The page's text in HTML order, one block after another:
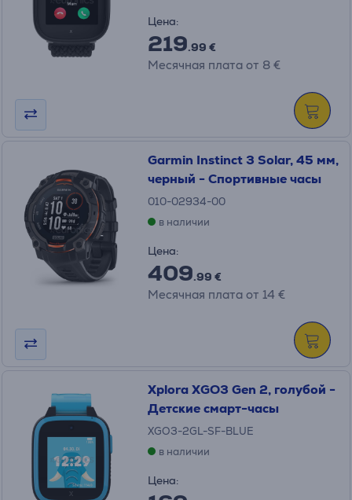
Цена:
219.99 €
Месячная плата от 8 €
Garmin Instinct 3 Solar, 45 мм,
черный - Спортивные часы
010-02934-00
в наличии
Цена:
409.99 €
Месячная плата от 14 €
Xplora XGO3 Gen 2, голубой -
Детские смарт-часы
XGO3-2GL-SF-BLUE
в наличии
Цена: